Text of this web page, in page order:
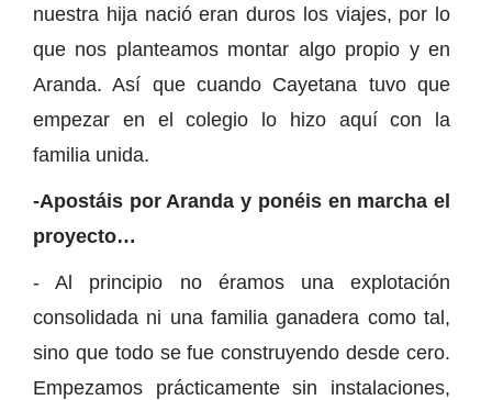
nuestra hija nació eran duros los viajes, por lo
que nos planteamos montar algo propio y en
Aranda. Así que cuando Cayetana tuvo que
empezar en el colegio lo hizo aquí con la
familia unida.
-Apostáis por Aranda y ponéis en marcha el
proyecto…
- Al principio no éramos una explotación
consolidada ni una familia ganadera como tal,
sino que todo se fue construyendo desde cero.
Empezamos prácticamente sin instalaciones,